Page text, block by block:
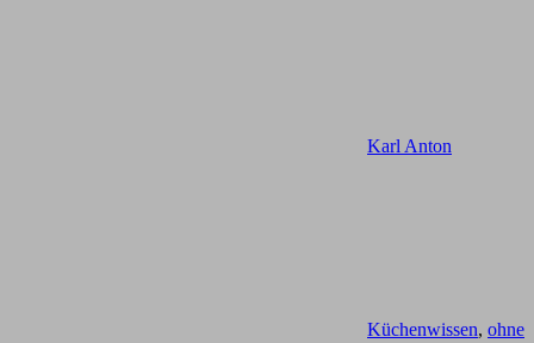
Karl Anton
Küchenwissen, ohne